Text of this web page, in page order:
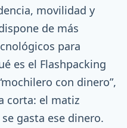
movilidad y
de más
para
es el Flashpacking
con dinero”,
corta: el matiz
gasta ese dinero.